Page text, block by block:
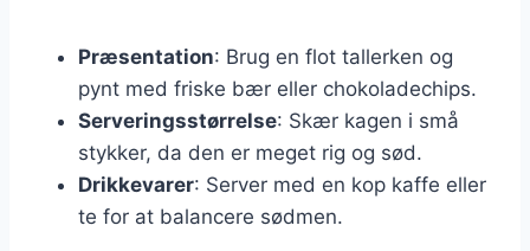
Præsentation: Brug en flot tallerken og
pynt med friske bær eller chokoladechips.
Serveringsstørrelse: Skær kagen i små
stykker, da den er meget rig og sød.
Drikkevarer: Server med en kop kaffe eller
te for at balancere sødmen.